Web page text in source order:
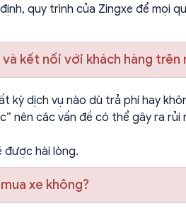
quy trình của Zingxe để mọi
kết nối với khách hàng trên
kỳ dịch vụ nào dù trả phí hay
nên các vấn đề có thể gây ra
được hài lòng.
xe không?